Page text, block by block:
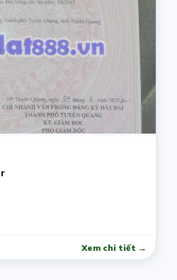
Xem chi tiết →